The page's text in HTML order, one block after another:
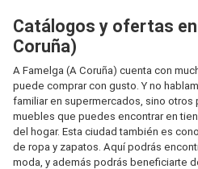
Catálogos y ofertas
Coruña)
A Famelga (A Coruña) cuenta con
puede comprar con gusto. Y no
familiar en supermercados, sino
muebles que puedes encontrar en
del hogar. Esta ciudad también es
de ropa y zapatos. Aquí podrás
moda, y además podrás beneficiarte